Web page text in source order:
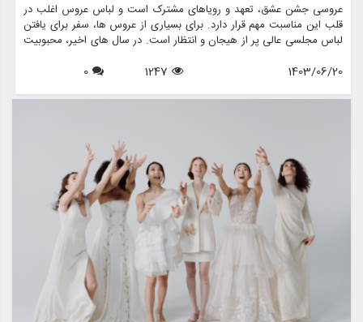
عروسی جشن عشق، تعهد و رویاهای مشترک است و لباس عروس اغلب در
قلب این مناسبت مهم قرار دارد. برای بسیاری از عروس ها، سفر برای یافتن
لباس مجلسی عالی پر از هیجان و انتظار است. در سال های اخیر، محبوبیت
به فرد از نوستالژی و مدرنیته را ارائه می دهد. این مقاله جذابیت طراحی
دوران گذشته را در کنار عناصر معاصر به تصویر می کشد، و چگونه فروشگاه
1403/06/20
1247
0